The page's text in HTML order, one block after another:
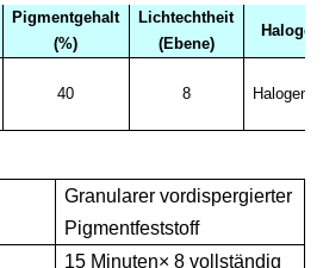
Pigmentgehalt
(%)
Lichtechtheit
(Ebene)
Halogen
40 8
Granularer vordispergierter
Pigmentfeststoff
15 Minuten× 8 vollständig